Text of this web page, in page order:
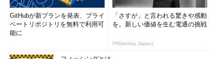
GitHubが新プランを発表、プライ
ベートリポジトリを無料で利用可
能に
「さすが」と言われる驚きや感動
を。新しい価値を生む電通の挑戦
PR(dentsu Japan)